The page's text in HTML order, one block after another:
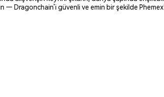
Dragonchain’i güvenli ve emin bir şekilde